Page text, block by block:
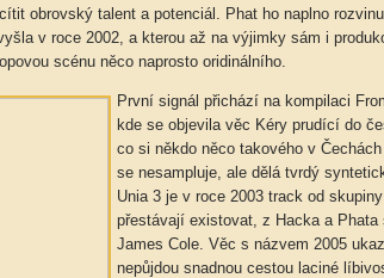
obrovský talent a potenciál. Phat ho naplno
v roce 2002, a kterou až na výjimky sám i
scénu něco naprosto oridinálního.
První signál přichází na kompilaci
kde se objevila věc Kéry prudící do
co si někdo něco takového v
se nesampluje, ale dělá tvrdý
Unia 3 je v roce 2003 track od
přestávají existovat, z Hacka a Phata
James Cole. Věc s názvem 2005
nepůjdou snadnou cestou laciné